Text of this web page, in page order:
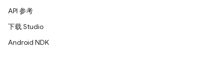
API 参考
下载 Studio
Android NDK